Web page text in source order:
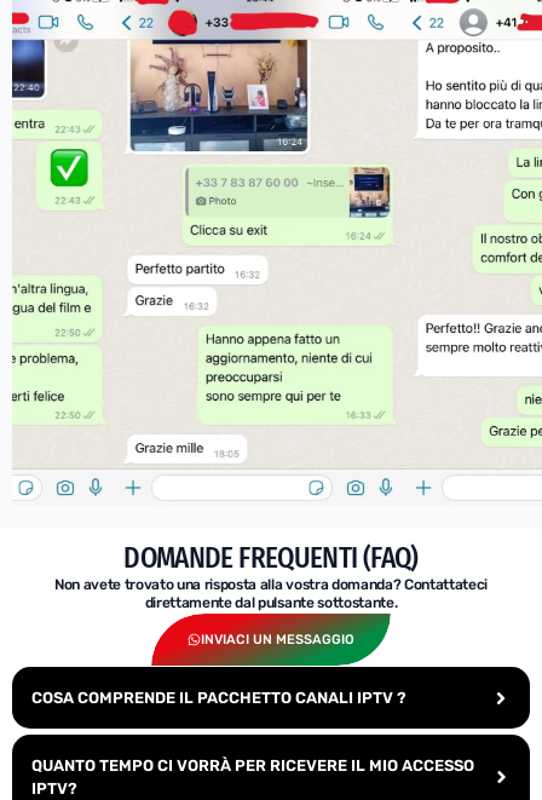
DOMANDE FREQUENTI (FAQ)
Non avete trovato una risposta alla vostra domanda? Contattateci
direttamente dal pulsante sottostante.
INVIACI UN MESSAGGIO
COSA COMPRENDE IL PACCHETTO CANALI IPTV ?
QUANTO TEMPO CI VORRÀ PER RICEVERE IL MIO ACCESSO
IPTV?